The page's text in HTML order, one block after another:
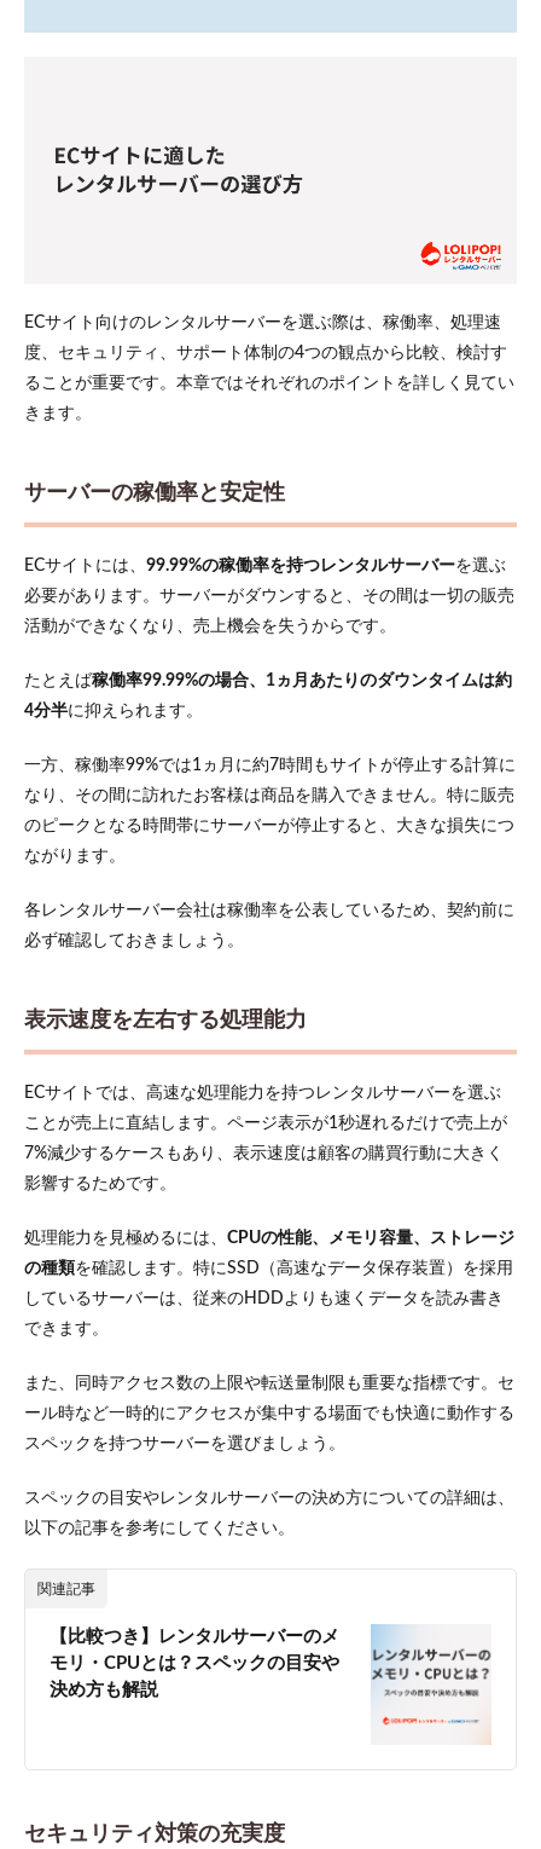
トラ
3
のレ
ンタ
ルサ
ーバ
選
ロリ
プ
3.2
エッ
サー
3.3
ConoHa
3.4
さく
らの
レン
タル
バ
4
ト構
でき
るサ
ーバ
ーの
共用
タル
サー
バー
VPS
4.3
専用
バー
4.4
サー
5
EC
サイ
方法
ASP（SaaS）
ECサイト向けのレンタルサーバーを選ぶ際は、稼働率、処理速
度、セキュリティ、サポート体制の4つの観点から比較、検討す
ることが重要です。本章ではそれぞれのポイントを詳しく見てい
きます。
サーバーの稼働率と安定性
ECサイトには、 99.99%の稼働率を持つレンタルサーバーを選ぶ
必要があります。サーバーがダウンすると、その間は一切の販売
活動ができなくなり、売上機会を失うからです。
たとえば稼働率99.99%の場合、1ヵ月あたりのダウンタイムは約
4分半に抑えられます。
一方、稼働率99%では1ヵ月に約7時間もサイトが停止する計算に
なり、その間に訪れたお客様は商品を購入できません。特に販売
のピークとなる時間帯にサーバーが停止すると、大きな損失につ
ながります。
各レンタルサーバー会社は稼働率を公表しているため、契約前に
必ず確認しておきましょう。
表示速度を左右する処理能力
ECサイトでは、高速な処理能力を持つレンタルサーバーを選ぶ
ことが売上に直結します。ページ表示が1秒遅れるだけで売上が
7%減少するケースもあり、表示速度は顧客の購買行動に大きく
影響するためです。
処理能力を見極めるには、 CPUの性能、メモリ容量、ストレージ
の種類を確認します。特にSSD（高速なデータ保存装置）を採用
しているサーバーは、従来のHDDよりも速くデータを読み書き
できます。
また、同時アクセス数の上限や転送量制限も重要な指標です。セ
ール時など一時的にアクセスが集中する場面でも快適に動作する
スペックを持つサーバーを選びましょう。
スペックの目安やレンタルサーバーの決め方についての詳細は、
以下の記事を参考にしてください。
関連記事
【比較つき】レンタルサーバーのメ
モリ・CPUとは？スペックの目安や
決め方も解説
セキュリティ対策の充実度